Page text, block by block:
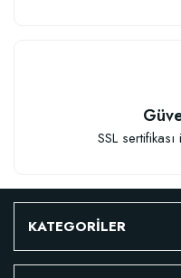
SSL
KATEGORİLER